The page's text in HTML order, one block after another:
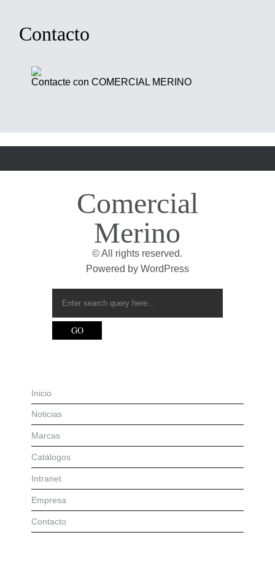
Contacto
Contacte con COMERCIAL MERINO
Comercial
Merino
© All rights reserved.
Powered by WordPress
Inicio
Noticias
Marcas
Catálogos
Intranet
Empresa
Contacto